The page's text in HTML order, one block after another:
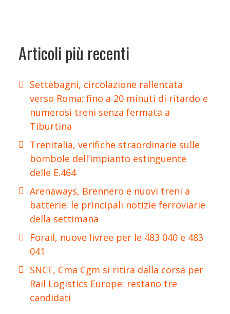
Articoli più recenti
Settebagni, circolazione rallentata
verso Roma: fino a 20 minuti di ritardo e
numerosi treni senza fermata a
Tiburtina
Trenitalia, verifiche straordinarie sulle
bombole dell’impianto estinguente
delle E.464
Arenaways, Brennero e nuovi treni a
batterie: le principali notizie ferroviarie
della settimana
Forail, nuove livree per le 483 040 e 483
041
SNCF, Cma Cgm si ritira dalla corsa per
Rail Logistics Europe: restano tre
candidati